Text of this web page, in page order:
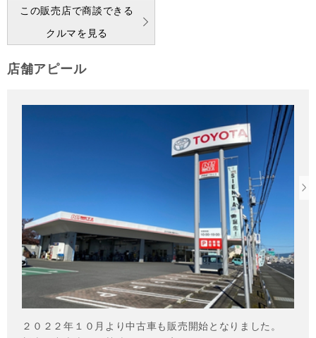
この販売店で商談できる
クルマを見る
店舗アピール